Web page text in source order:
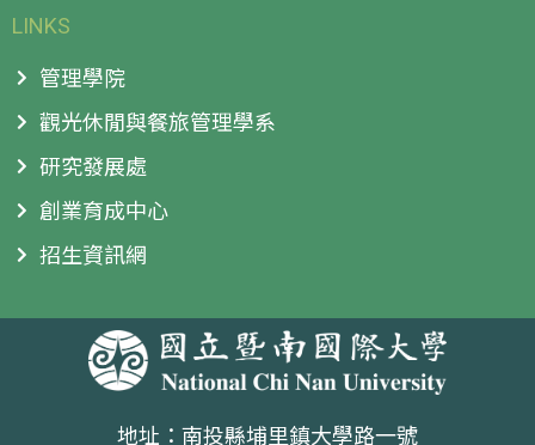
LINKS
管理學院
觀光休閒與餐旅管理學系
研究發展處
創業育成中心
招生資訊網
地址：南投縣埔里鎮大學路一號